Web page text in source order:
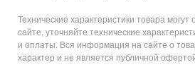
Технические характеристики товара могут
сайте, уточняйте технические
и оплаты. Вся информация на сайте о
характер и не является публичной